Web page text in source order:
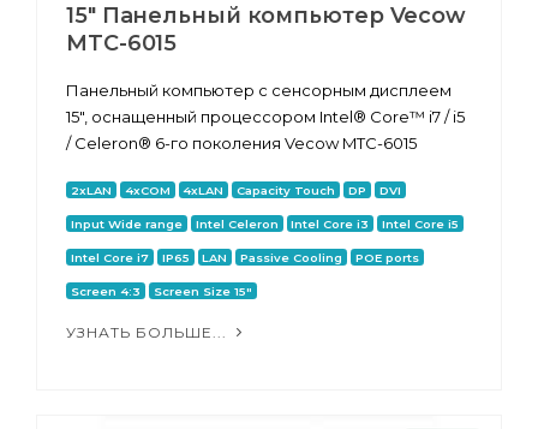
15" Панельный компьютер Vecow
MTC-6015
Панельный компьютер с сенсорным дисплеем
15", оснащенный процессором Intel® Core™ i7 / i5
/ Celeron® 6-го поколения Vecow MTC-6015
2xLAN 4xCOM 4xLAN Capacity Touch DP DVI
Input Wide range Intel Celeron Intel Core i3 Intel Core i5
Intel Core i7 IP65 LAN Passive Cooling POE ports
Screen 4:3 Screen Size 15"
УЗНАТЬ БОЛЬШЕ...